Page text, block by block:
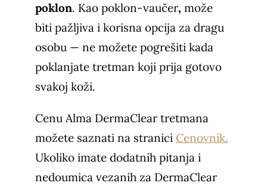
poklon. Kao poklon-vaučer, može
biti pažljiva i korisna opcija za dragu
osobu — ne možete pogrešiti kada
poklanjate tretman koji prija gotovo
svakoj koži.
Cenu Alma DermaClear tretmana
možete saznati na stranici Cenovnik.
Ukoliko imate dodatnih pitanja i
nedoumica vezanih za DermaClear